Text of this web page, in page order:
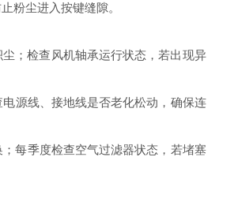
粉尘进入按键缝隙。
；检查风机轴承运行状态，若出现异
源线、接地线是否老化松动，确保连
每季度检查空气过滤器状态，若堵塞